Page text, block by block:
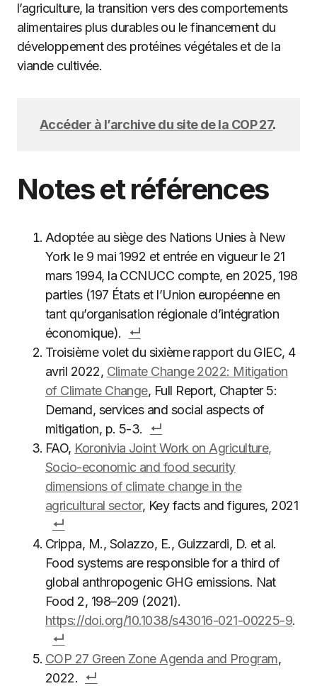
l’agriculture, la transition vers des comportements
alimentaires plus durables ou le financement du
développement des protéines végétales et de la
viande cultivée.
Accéder à l’archive du site de la COP 27.
Notes et références
Adoptée au siège des Nations Unies à New
York le 9 mai 1992 et entrée en vigueur le 21
mars 1994, la CCNUCC compte, en 2025, 198
parties (197 États et l’Union européenne en
tant qu’organisation régionale d’intégration
économique).
Troisième volet du sixième rapport du GIEC, 4
avril 2022, Climate Change 2022: Mitigation
of Climate Change, Full Report, Chapter 5:
Demand, services and social aspects of
mitigation, p. 5-3.
FAO, Koronivia Joint Work on Agriculture,
Socio-economic and food security
dimensions of climate change in the
agricultural sector, Key facts and figures, 2021
Crippa, M., Solazzo, E., Guizzardi, D. et al.
Food systems are responsible for a third of
global anthropogenic GHG emissions. Nat
Food 2, 198–209 (2021).
https://doi.org/10.1038/s43016-021-00225-9.
COP 27 Green Zone Agenda and Program,
2022.